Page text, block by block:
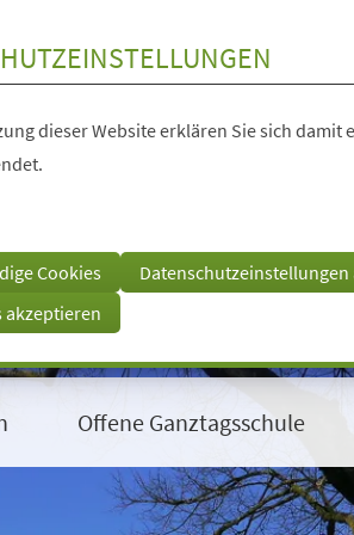
dieser Website erklären Sie sich damit
Cookies
Datenschutzeinstellungen
akzeptieren
Offene Ganztagsschule